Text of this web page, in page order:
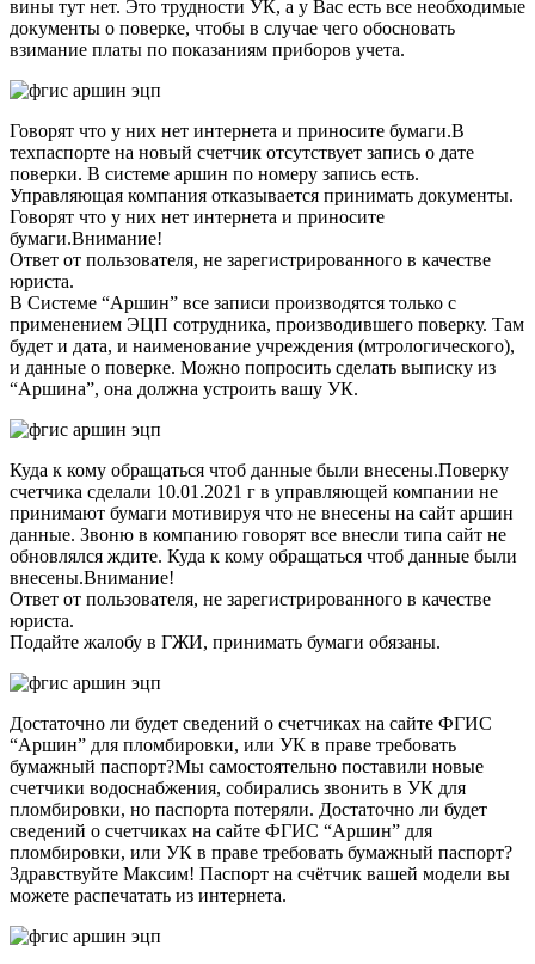
вины тут нет. Это трудности УК, а у Вас есть все необходимые
документы о поверке, чтобы в случае чего обосновать
взимание платы по показаниям приборов учета.
Говорят что у них нет интернета и приносите бумаги.В
техпаспорте на новый счетчик отсутствует запись о дате
поверки. В системе аршин по номеру запись есть.
Управляющая компания отказывается принимать документы.
Говорят что у них нет интернета и приносите
бумаги.Внимание!
Ответ от пользователя, не зарегистрированного в качестве
юриста.
В Системе “Аршин” все записи производятся только с
применением ЭЦП сотрудника, производившего поверку. Там
будет и дата, и наименование учреждения (мтрологического),
и данные о поверке. Можно попросить сделать выписку из
“Аршина”, она должна устроить вашу УК.
Куда к кому обращаться чтоб данные были внесены.Поверку
счетчика сделали 10.01.2021 г в управляющей компании не
принимают бумаги мотивируя что не внесены на сайт аршин
данные. Звоню в компанию говорят все внесли типа сайт не
обновлялся ждите. Куда к кому обращаться чтоб данные были
внесены.Внимание!
Ответ от пользователя, не зарегистрированного в качестве
юриста.
Подайте жалобу в ГЖИ, принимать бумаги обязаны.
Достаточно ли будет сведений о счетчиках на сайте ФГИС
“Аршин” для пломбировки, или УК в праве требовать
бумажный паспорт?Мы самостоятельно поставили новые
счетчики водоснабжения, собирались звонить в УК для
пломбировки, но паспорта потеряли. Достаточно ли будет
сведений о счетчиках на сайте ФГИС “Аршин” для
пломбировки, или УК в праве требовать бумажный паспорт?
Здравствуйте Максим! Паспорт на счётчик вашей модели вы
можете распечатать из интернета.